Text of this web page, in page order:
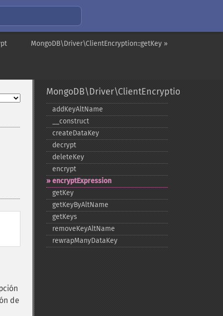
MongoDB\Driver\ClientEncryption::getKey »
de
MongoDB\Driver\ClientEncryption
addKeyAltName
_​_​construct
createDataKey
decrypt
deleteKey
encrypt
encryptExpression
getKey
getKeyByAltName
getKeys
removeKeyAltName
rewrapManyDataKey